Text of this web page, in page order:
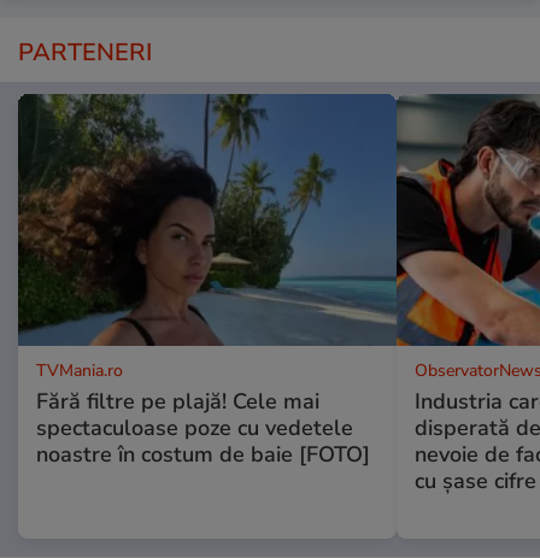
PARTENERI
TVMania.ro
Fără filtre pe plajă! Cele mai
spectaculoase poze cu vedetele
noastre în costum de baie [FOTO]
Industria
disperată
nevoie de
cu şase cifre